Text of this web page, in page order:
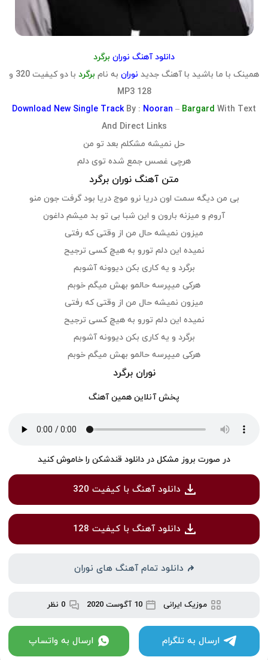
دانلود آهنگ نوران برگرد
همینک با ما باشید با آهنگ جدید نوران به نام برگرد
با دو کیفیت 320 و
128 MP3
Download New Single Track By : Nooran – Bargard With Text
And Direct Links
حل نمیشه مشکلم بعد تو من
هرچی غصس جمع شده توی دلم
متن آهنگ نوران برگرد
بی من دیگه سمت اون دریا نرو موج دریا بود گرفت جون منو
آروم و میزنه بارون و این شبا بی تو بد میشم داغون
میزون نمیشه حال من از وقتی که رفتی
نمیده این دلم تورو به هیچ کسی ترجیح
برگرد و یه کاری بکن دیوونه آشوبم
هرکی میپرسه حالمو بهش میگم خوبم
میزون نمیشه حال من از وقتی که رفتی
نمیده این دلم تورو به هیچ کسی ترجیح
برگرد و یه کاری بکن دیوونه آشوبم
هرکی میپرسه حالمو بهش میگم خوبم
نوران برگرد
پخش آنلاین همین آهنگ
در صورت بروز مشکل در دانلود قندشکن را خاموش کنید
دانلود آهنگ با کیفیت 320
دانلود آهنگ با کیفیت 128
دانلود تمام آهنگ های نوران
موزیک ایرانی 10 آگوست 2020 0 نظر
ارسال به تلگرام ارسال به واتساپ